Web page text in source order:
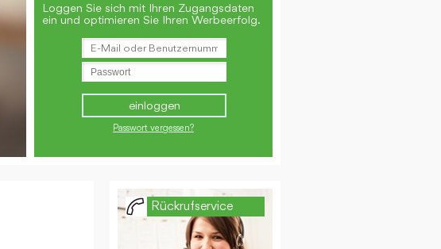
Loggen Sie sich mit Ihren Zugangsdaten
ein und optimieren Sie Ihren Werbeerfolg.
Passwort vergessen?
Rückrufservice